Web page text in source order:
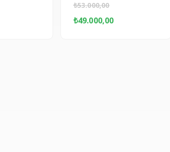
₺53.000,00
Orijinal
fiyat:
₺49.000,00Şu
andaki